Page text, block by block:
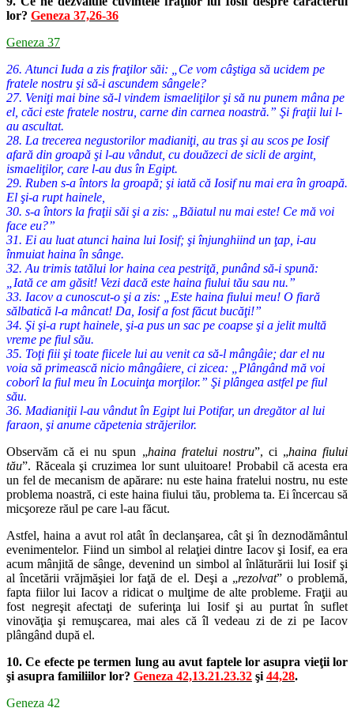
lor? Geneza 37,26-36
Geneza 37
26. Atunci Iuda a zis fraţilor săi: „Ce vom câştiga să ucidem pe
fratele nostru şi să-i ascundem sângele?
27. Veniţi mai bine să-l vindem ismaeliţilor şi să nu punem mâna pe
el, căci este fratele nostru, carne din carnea noastră.” Şi fraţii lui l-
au ascultat.
28. La trecerea negustorilor madianiţi, au tras şi au scos pe Iosif
afară din groapă şi l-au vândut, cu douăzeci de sicli de argint,
ismaeliţilor, care l-au dus în Egipt.
29. Ruben s-a întors la groapă; şi iată că Iosif nu mai era în groapă.
El şi-a rupt hainele,
30. s-a întors la fraţii săi şi a zis: „Băiatul nu mai este! Ce mă voi
face eu?”
31. Ei au luat atunci haina lui Iosif; şi înjunghiind un ţap, i-au
înmuiat haina în sânge.
32. Au trimis tatălui lor haina cea pestriţă, punând să-i spună:
„Iată ce am găsit! Vezi dacă este haina fiului tău sau nu.”
33. Iacov a cunoscut-o şi a zis: „Este haina fiului meu! O fiară
sălbatică l-a mâncat! Da, Iosif a fost făcut bucăţi!”
34. Şi şi-a rupt hainele, şi-a pus un sac pe coapse şi a jelit multă
vreme pe fiul său.
35. Toţi fiii şi toate fiicele lui au venit ca să-l mângâie; dar el nu
voia să primească nicio mângâiere, ci zicea: „Plângând mă voi
coborî la fiul meu în Locuinţa morţilor.” Şi plângea astfel pe fiul
său.
36. Madianiţii l-au vândut în Egipt lui Potifar, un dregător al lui
faraon, şi anume căpetenia străjerilor.
Observăm că ei nu spun „haina fratelui nostru”, ci „haina fiului
tău”. Răceala şi cruzimea lor sunt uluitoare! Probabil că acesta era
un fel de mecanism de apărare: nu este haina fratelui nostru, nu este
problema noastră, ci este haina fiului tău, problema ta. Ei încercau să
micşoreze răul pe care l-au făcut.
Astfel, haina a avut rol atât în declanşarea, cât şi în deznodământul
evenimentelor. Fiind un simbol al relaţiei dintre Iacov şi Iosif, ea era
acum mânjită de sânge, devenind un simbol al înlăturării lui Iosif şi
al încetării vrăjmăşiei lor faţă de el. Deşi a „rezolvat” o problemă,
fapta fiilor lui Iacov a ridicat o mulţime de alte probleme. Fraţii au
fost negreşit afectaţi de suferinţa lui Iosif şi au purtat în suflet
vinovăţia şi remuşcarea, mai ales că îl vedeau zi de zi pe Iacov
plângând după el.
10. Ce efecte pe termen lung au avut faptele lor asupra vieţii lor
şi asupra familiilor lor? Geneza 42,13.21.23.32 şi 44,28.
Geneza 42